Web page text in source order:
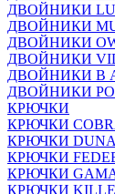
ДВОЙНИКИ
ДВОЙНИКИ
ДВОЙНИКИ
ДВОЙНИКИ
ДВОЙНИКИ В
ДВОЙНИКИ
КРЮЧКИ
КРЮЧКИ
КРЮЧКИ
КРЮЧКИ
КРЮЧКИ
КРЮЧКИ